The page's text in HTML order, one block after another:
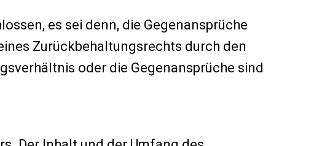
es sei denn, die Gegenansprüche
Zurückbehaltungsrechts durch den
oder die Gegenansprüche sind